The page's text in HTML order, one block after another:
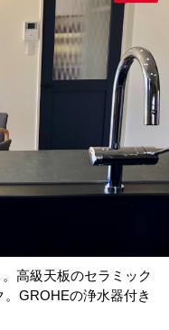
高級天板のセラミック
。GROHEの浄水器付き